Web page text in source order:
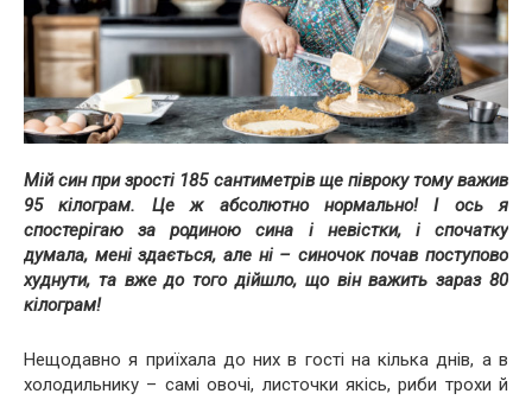
Мій син при зрості 185 сантиметрів ще півроку тому важив
95 кілограм. Це ж абсолютно нормально! І ось я
спостерігаю за родиною сина і невістки, і спочатку
думала, мені здається, але ні – синочок почав поступово
худнути, та вже до того дійшло, що він важить зараз 80
кілограм!
Нещодавно я приїхала до них в гості на кілька днів, а в
холодильнику – самі овочі, листочки якісь, риби трохи й